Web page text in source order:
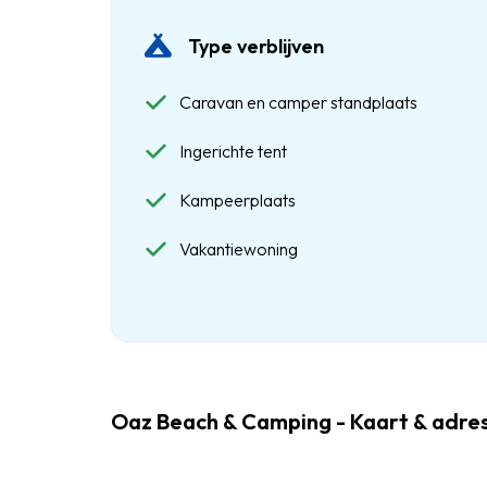
Type verblijven
Caravan en camper standplaats
Ingerichte tent
Kampeerplaats
Vakantiewoning
Oaz Beach & Camping - Kaart &